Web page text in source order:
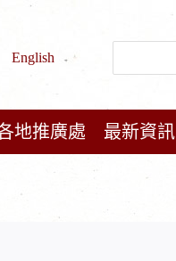
English
地推廣處 最新資訊